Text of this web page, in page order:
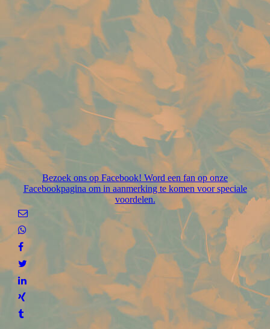
Bezoek ons op Facebook! Word een fan op onze
Facebookpagina om in aanmerking te komen voor speciale
voordelen.